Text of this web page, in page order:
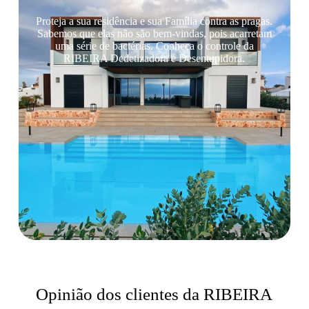
Proteja a sua residência e sua Família contra as pragas.
Sabemos que elas não são bem-vindas, pois acarretam
uma série de bactérias. Conheça o controle da
RIBEIRA Dedetizadora e Desentupidora.
Opinião dos clientes da RIBEIRA